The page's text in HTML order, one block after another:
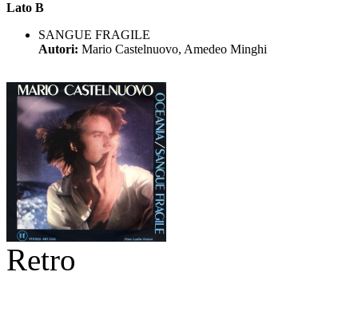
Lato B
SANGUE FRAGILE
Autori: Mario Castelnuovo, Amedeo Minghi
Retro